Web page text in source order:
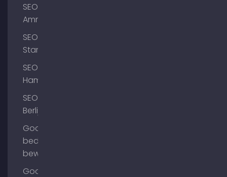
SEO
Ammersee
SEO
Starnberg
SEO
Hamburg
SEO
Berlijn
Google
bedrijfsprofiel
bewerken
Google